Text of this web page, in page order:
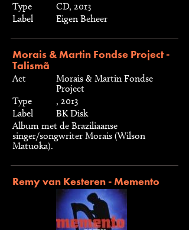
Type
CD, 2013
Label
Eigen Beheer
Morais & Martin Fondse Project -
Talismã
Act
Morais & Martin Fondse
Project
Type
, 2013
Label
BK Disk
Album met de Braziliaanse
singer/songwriter Morais (Wilson
Matuoka).
Remy van Kesteren - Memento